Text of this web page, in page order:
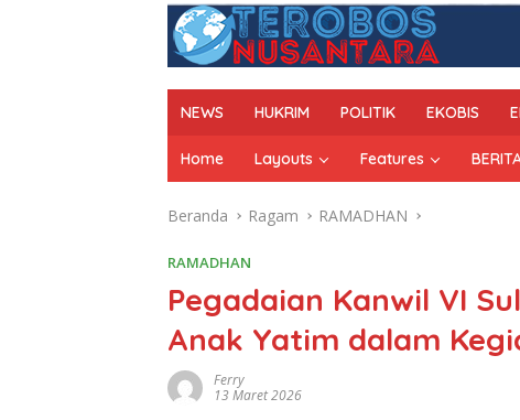
NEWS HUKRIM POLITIK EKOBIS
Home Layouts Features
Beranda Ragam RAMADHAN
RAMADHAN
Pegadaian Kanwil VI
Anak Yatim dalam
Ferry
13 Maret 2026